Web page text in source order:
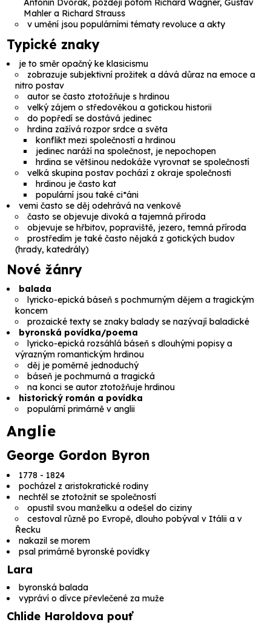
Antonín Dvořák, později potom Richard Wagner, Gustav
Mahler a Richard Strauss
v umění jsou populárními tématy revoluce a akty
Typické znaky
je to směr opačný ke klasicismu
zobrazuje subjektivní prožitek a dává důraz na emoce a
nitro postav
autor se často ztotožňuje s hrdinou
velký zájem o středověkou a gotickou historii
do popředí se dostává jedinec
hrdina zažívározpor srdce a světa
konflikt mezi společností a hrdinou
jedinec naráží na společnost, je nepochopen
hrdina se většinou nedokáže vyrovnat se společností
velká skupina postav pochází z okraje společnosti
hrdinou je často kat
populární jsou také ci*áni
vemi často se děj odehrává na venkově
často se objevuje divoká a tajemná příroda
objevuje se hřbitov, popraviště, jezero, temná příroda
prostředím je také často nějaká z gotických budov
(hrady, katedrály)
Nové žánry
balada
lyricko-epická báseň s pochmurným dějem a tragickým
koncem
prozaické texty se znaky balady se nazývajíbaladické
byronská povídka/poema
lyricko-epická rozsáhlá báseň s dlouhými popisy a
výrazným romantickým hrdinou
děj je poměrně jednoduchý
báseň je pochmurná a tragická
na konci se autor ztotožňuje hrdinou
historický román a povídka
populární primárně v anglii
Anglie
George Gordon Byron
1778 - 1824
pocházel z aristokratické rodiny
nechtěl se ztotožnit se společností
opustil svou manželku a odešel do ciziny
cestoval různě po Evropě, dlouho pobýval v Itálii a v
Řecku
nakazil se morem
psal primárně byronské povídky
Lara
byronská balada
vypráví o dívce převlečené za muže
Chlide Haroldova pouť